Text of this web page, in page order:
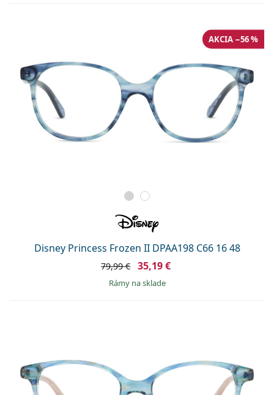
Disney Princess Frozen II DPAA198 C66 16 48
AKCIA −56 %
79,99 € 35,19 €
rámy na sklade